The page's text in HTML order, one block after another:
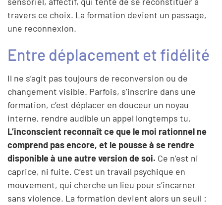
travers ce choix. La formation devient un passage,
une reconnexion.
Entre déplacement et fidélité
Il ne s’agit pas toujours de reconversion ou de
changement visible. Parfois, s’inscrire dans une
formation, c’est déplacer en douceur un noyau
interne, rendre audible un appel longtemps tu.
L’inconscient reconnaît ce que le moi rationnel ne
comprend pas encore, et le pousse à se rendre
disponible à une autre version de soi. Ce n’est ni
caprice, ni fuite. C’est un travail psychique en
mouvement, qui cherche un lieu pour s’incarner
sans violence. La formation devient alors un seuil :